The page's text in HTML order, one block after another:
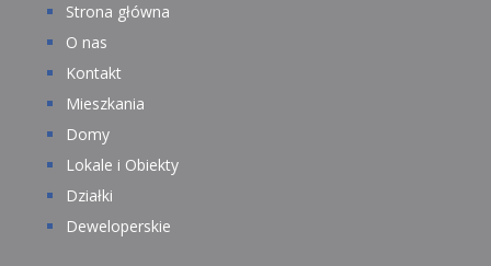
Strona główna
O nas
Kontakt
Mieszkania
Domy
Lokale i Obiekty
Działki
Deweloperskie